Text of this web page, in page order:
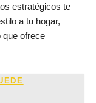
estratégicos te
a tu hogar,
que ofrece